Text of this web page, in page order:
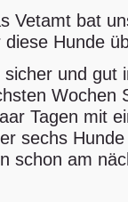
Vetamt bat
diese Hunde
und gut
Wochen
Tagen mit
sechs
schon am